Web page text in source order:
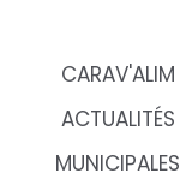
CARAV'ALIM
ACTUALITÉS
MUNICIPALES